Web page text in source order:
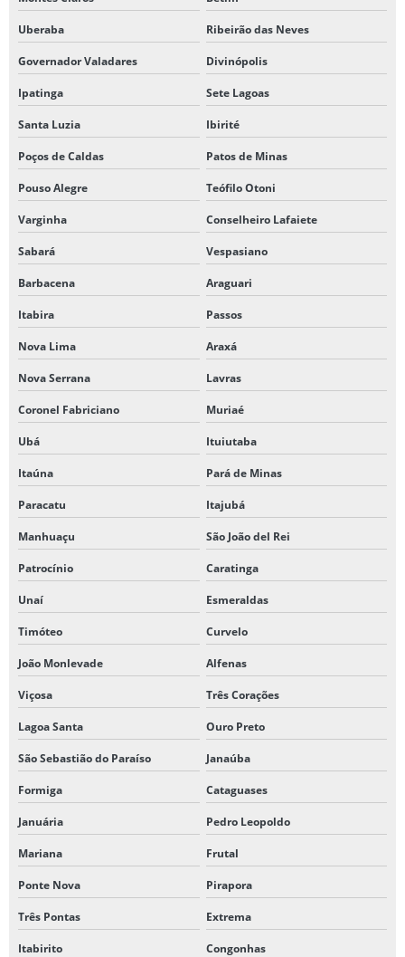
Uberaba Ribeirão das Neves
Governador Valadares Divinópolis
Ipatinga Sete Lagoas
Santa Luzia Ibirité
Poços de Caldas Patos de Minas
Pouso Alegre Teófilo Otoni
Varginha Conselheiro Lafaiete
Sabará Vespasiano
Barbacena Araguari
Itabira Passos
Nova Lima Araxá
Nova Serrana Lavras
Coronel Fabriciano Muriaé
Ubá Ituiutaba
Itaúna Pará de Minas
Paracatu Itajubá
Manhuaçu São João del Rei
Patrocínio Caratinga
Unaí Esmeraldas
Timóteo Curvelo
João Monlevade Alfenas
Viçosa Três Corações
Lagoa Santa Ouro Preto
São Sebastião do Paraíso Janaúba
Formiga Cataguases
Januária Pedro Leopoldo
Mariana Frutal
Ponte Nova Pirapora
Três Pontas Extrema
Itabirito Congonhas